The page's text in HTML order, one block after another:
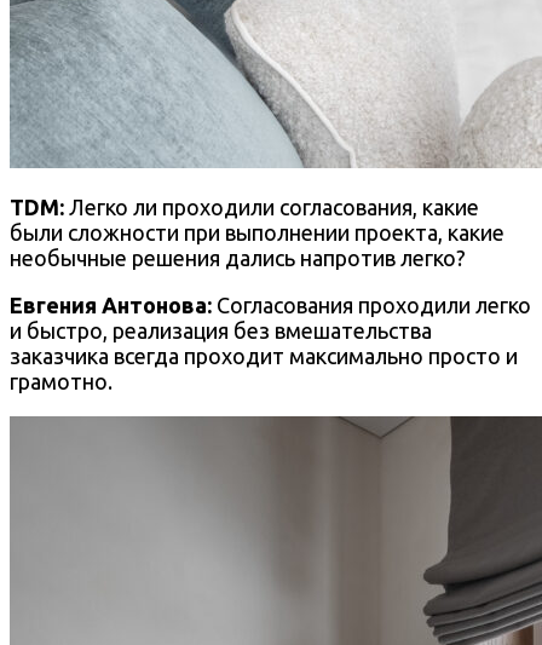
TDM: Легко ли проходили согласования, какие
были сложности при выполнении проекта, какие
необычные решения дались напротив легко?
Евгения Антонова: Согласования проходили легко
и быстро, реализация без вмешательства
заказчика всегда проходит максимально просто и
грамотно.